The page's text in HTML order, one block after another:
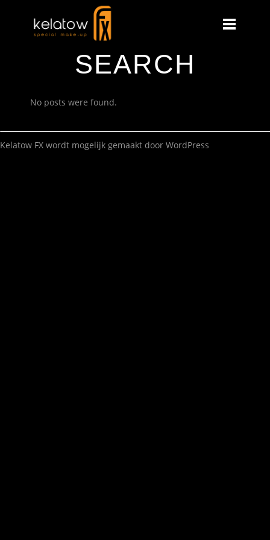
SEARCH
No posts were found.
Kelatow FX wordt mogelijk gemaakt door WordPress